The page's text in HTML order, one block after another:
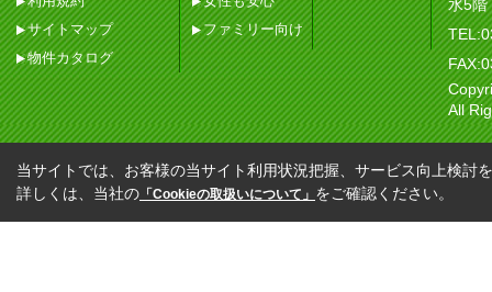
サイトマップ
物件カタログ
ファミリー向け
水5階
All
当サイトでは、お客様の当サイト利用状況把握、サービス向上検討
詳しくは、当社の 「Cookieの取扱いについて」 をご確認ください。